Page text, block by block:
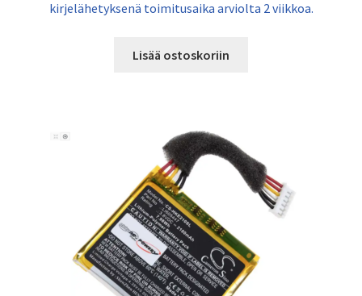
kirjelähetyksenä toimitusaika arviolta 2 viikkoa.
Lisää ostoskoriin